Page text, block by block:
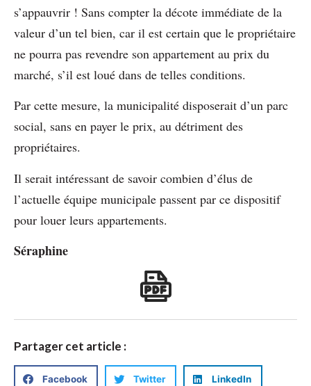
s’appauvrir ! Sans compter la décote immédiate de la
valeur d’un tel bien, car il est certain que le propriétaire
ne pourra pas revendre son appartement au prix du
marché, s’il est loué dans de telles conditions.
Par cette mesure, la municipalité disposerait d’un parc
social, sans en payer le prix, au détriment des
propriétaires.
Il serait intéressant de savoir combien d’élus de
l’actuelle équipe municipale passent par ce dispositif
pour louer leurs appartements.
Séraphine
Partager cet article :
Facebook Twitter LinkedIn